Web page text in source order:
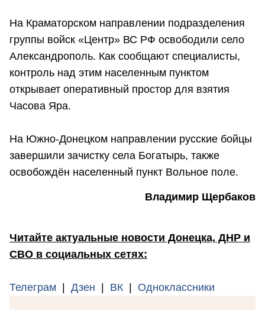
На Краматорском направлении подразделения
группы войск «Центр» ВС РФ освободили село
Александрополь. Как сообщают специалисты,
контроль над этим населенным пунктом
открывает оперативный простор для взятия
Часова Яра.
На Южно-Донецком направлении русские бойцы
завершили зачистку села Богатырь, также
освобождён населенный пункт Вольное поле.
Владимир Щербаков
Читайте актуальные новости Донецка, ДНР и
СВО в социальных сетях:
Телеграм | Дзен | ВК | Одноклассники